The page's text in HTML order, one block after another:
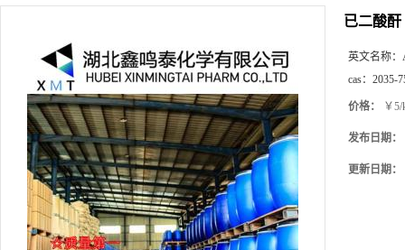
已二酸酐
英文名称：
cas： 2035-
价格： ￥5/
发布日期：
更新日期：